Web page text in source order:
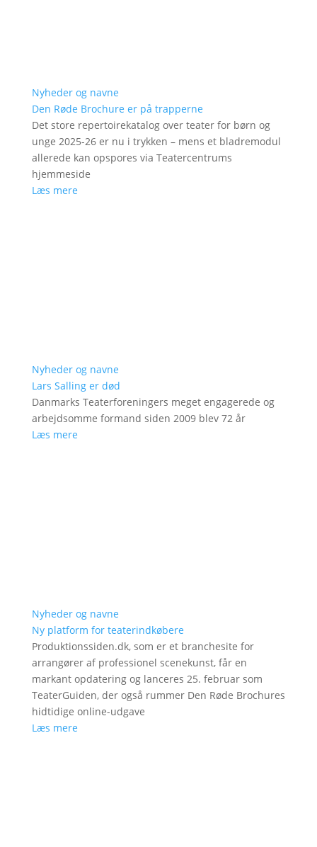
Nyheder og navne
Den Røde Brochure er på trapperne
Det store repertoirekatalog over teater for børn og
unge 2025-26 er nu i trykken – mens et bladremodul
allerede kan opspores via Teatercentrums
hjemmeside
Læs mere
Nyheder og navne
Lars Salling er død
Danmarks Teaterforeningers meget engagerede og
arbejdsomme formand siden 2009 blev 72 år
Læs mere
Nyheder og navne
Ny platform for teaterindkøbere
Produktionssiden.dk, som er et branchesite for
arrangører af professionel scenekunst, får en
markant opdatering og lanceres 25. februar som
TeaterGuiden, der også rummer Den Røde Brochures
hidtidige online-udgave
Læs mere